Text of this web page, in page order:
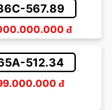
567.89
đ
512.34
đ